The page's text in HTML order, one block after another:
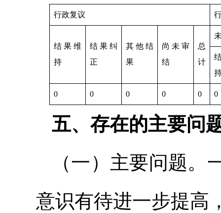
行政复议
结果维
持
结果纠
正
其他结
果
尚未审
结
总
计
0 0 0 0 0 0
五、存在的主要问
（一）主要问题。
意识有待进一步提高